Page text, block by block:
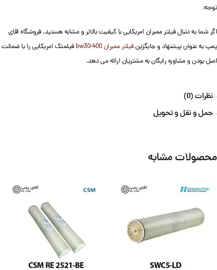
توجه:
اگر شما به دنبال فیلتر ممبران امریکایی با کیفیت بالاتر و مشابه هستید. فروشگاه اقای
پمپ به عنوان پیشنهاد و جایگزینفیلتر ممبران bw30-400
فیلمتک امریکایی را با ضمانت
اصل بودن و مشاوره رایگان به مشتریان ارائه می دهد.
نظرات (0)
حمل و نقل و تحویل
محصولات مشابه